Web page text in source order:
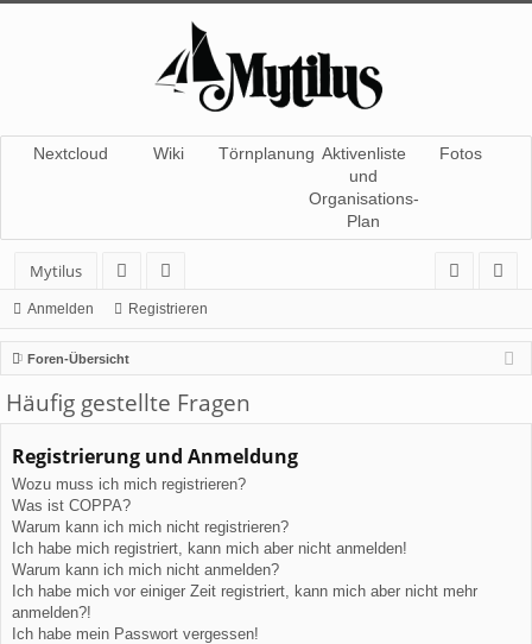
Nextcloud Wiki Törnplanung Aktivenliste
und
Organisations-
Plan
Fotos
Mytilus
or
en
itg
lie
de
r
m
el
de
ist
rie
re
Anmelden Registrieren
Foren-Übersicht
Häufig gestellte Fragen
Registrierung und Anmeldung
Wozu muss ich mich registrieren?
Was ist COPPA?
Warum kann ich mich nicht registrieren?
Ich habe mich registriert, kann mich aber nicht anmelden!
Warum kann ich mich nicht anmelden?
Ich habe mich vor einiger Zeit registriert, kann mich aber nicht mehr
anmelden?!
Ich habe mein Passwort vergessen!